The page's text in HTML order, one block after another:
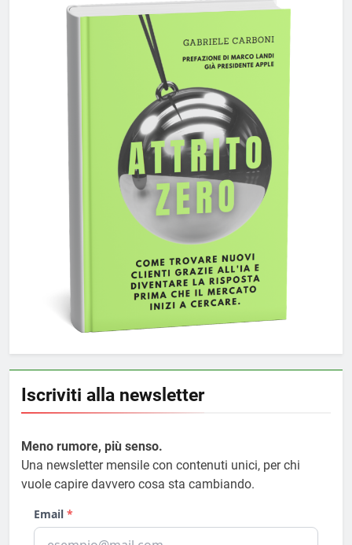
Iscriviti alla newsletter
Meno rumore, più senso.
Una newsletter mensile con contenuti unici, per chi
vuole capire davvero cosa sta cambiando.